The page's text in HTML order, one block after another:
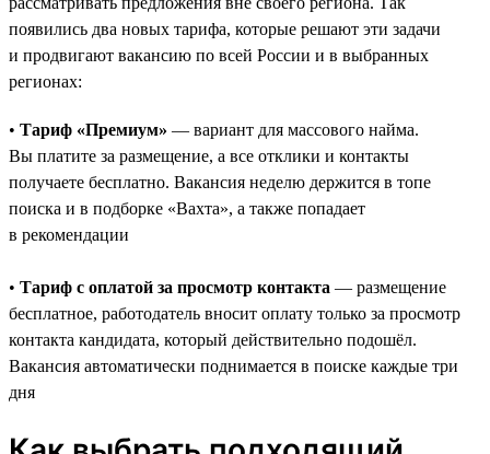
появились два новых тарифа, которые решают эти задачи
и продвигают вакансию по всей России и в выбранных
регионах:
• Тариф «Премиум» — вариант для массового найма.
Вы платите за размещение, а все отклики и контакты
получаете бесплатно. Вакансия неделю держится в топе
поиска и в подборке «Вахта», а также попадает
в рекомендации
• Тариф с оплатой за просмотр контакта — размещение
бесплатное, работодатель вносит оплату только за просмотр
контакта кандидата, который действительно подошёл.
Вакансия автоматически поднимается в поиске каждые три
дня